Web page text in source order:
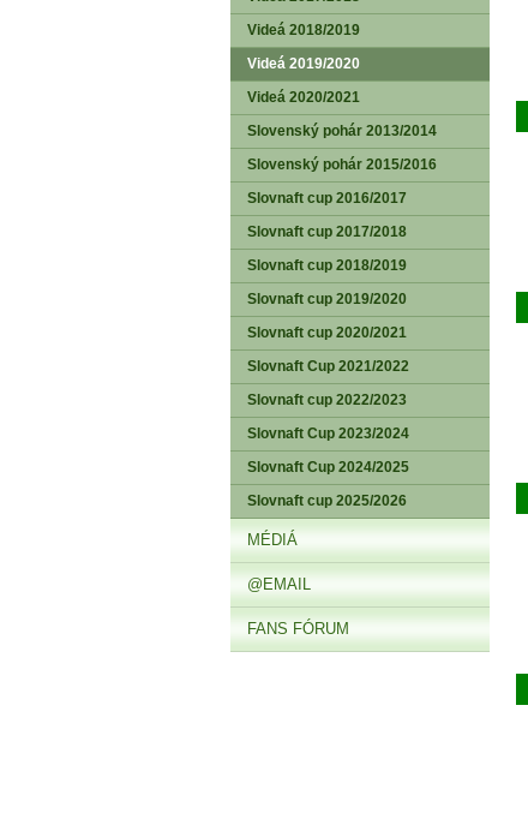
Videá 2018/2019
Videá 2019/2020
Videá 2020/2021
Slovenský pohár 2013/2014
Slovenský pohár 2015/2016
Slovnaft cup 2016/2017
Slovnaft cup 2017/2018
Slovnaft cup 2018/2019
Slovnaft cup 2019/2020
Slovnaft cup 2020/2021
Slovnaft Cup 2021/2022
Slovnaft cup 2022/2023
Slovnaft Cup 2023/2024
Slovnaft Cup 2024/2025
Slovnaft cup 2025/2026
MÉDIÁ
@EMAIL
FANS FÓRUM